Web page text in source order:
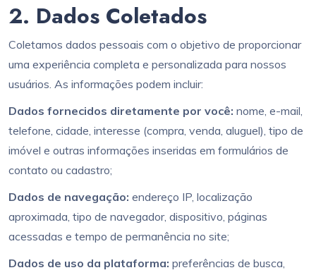
2. Dados Coletados
Coletamos dados pessoais com o objetivo de proporcionar
uma experiência completa e personalizada para nossos
usuários. As informações podem incluir:
Dados fornecidos diretamente por você: nome, e-mail,
telefone, cidade, interesse (compra, venda, aluguel), tipo de
imóvel e outras informações inseridas em formulários de
contato ou cadastro;
Dados de navegação: endereço IP, localização
aproximada, tipo de navegador, dispositivo, páginas
acessadas e tempo de permanência no site;
Dados de uso da plataforma: preferências de busca,